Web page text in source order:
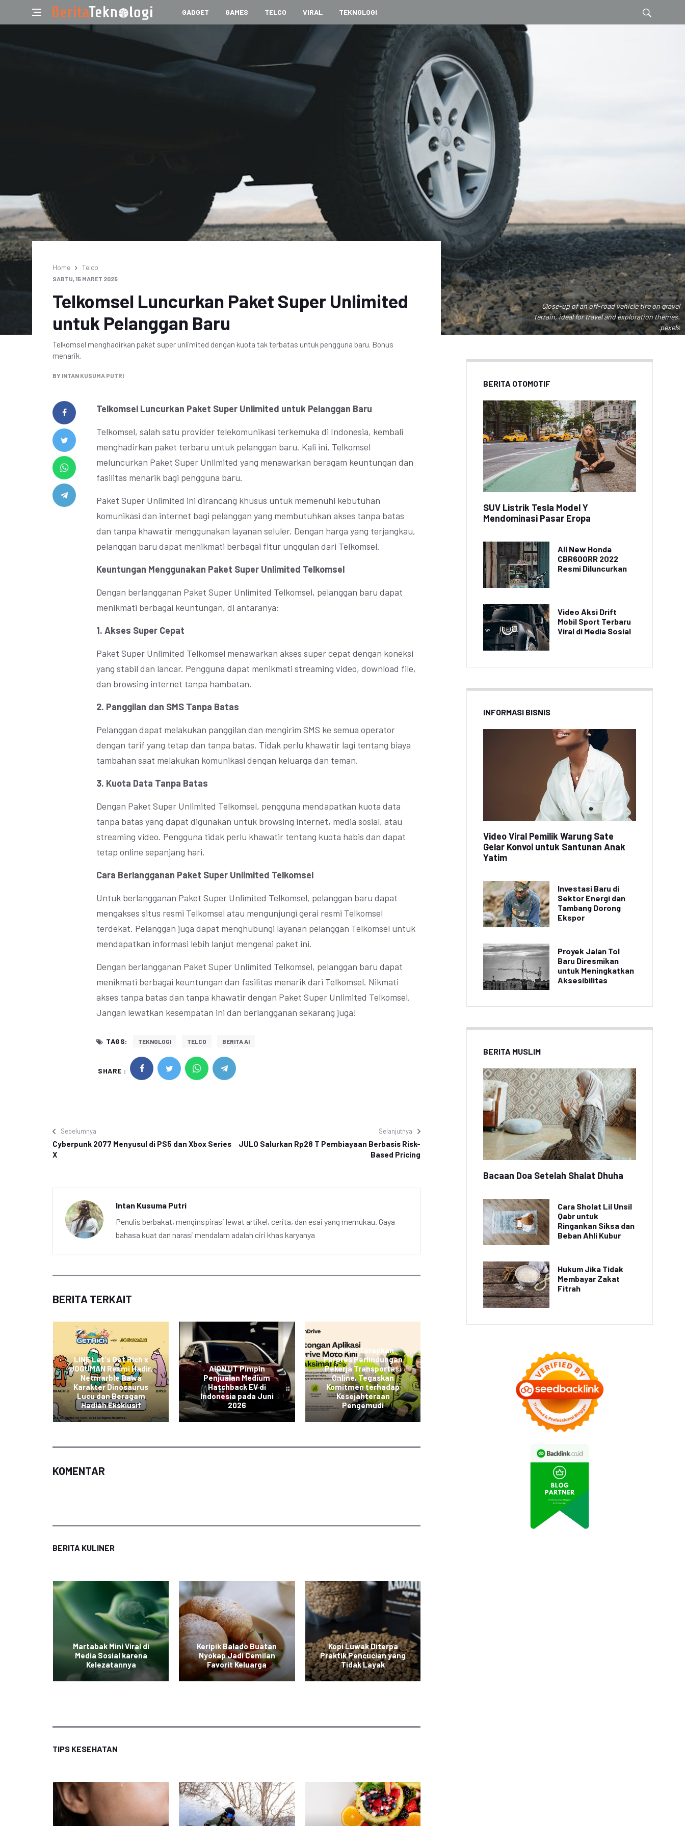
GADGET GAMES TELCO VIRAL TEKNOLOGI
Close-up of an off-road vehicle tire on gravel
terrain, ideal for travel and exploration themes.
.pexels
Home Telco
SABTU, 15 MARET 2025
Telkomsel Luncurkan Paket Super Unlimited
untuk Pelanggan Baru
Telkomsel menghadirkan paket super unlimited dengan kuota tak terbatas untuk pengguna baru. Bonus
menarik.
BY INTAN KUSUMA PUTRI
Telkomsel Luncurkan Paket Super Unlimited untuk Pelanggan Baru
Telkomsel, salah satu provider telekomunikasi terkemuka di Indonesia, kembali
menghadirkan paket terbaru untuk pelanggan baru. Kali ini, Telkomsel
meluncurkan Paket Super Unlimited yang menawarkan beragam keuntungan dan
fasilitas menarik bagi pengguna baru.
Paket Super Unlimited ini dirancang khusus untuk memenuhi kebutuhan
komunikasi dan internet bagi pelanggan yang membutuhkan akses tanpa batas
dan tanpa khawatir menggunakan layanan seluler. Dengan harga yang terjangkau,
pelanggan baru dapat menikmati berbagai fitur unggulan dari Telkomsel.
Keuntungan Menggunakan Paket Super Unlimited Telkomsel
Dengan berlangganan Paket Super Unlimited Telkomsel, pelanggan baru dapat
menikmati berbagai keuntungan, di antaranya:
1. Akses Super Cepat
Paket Super Unlimited Telkomsel menawarkan akses super cepat dengan koneksi
yang stabil dan lancar. Pengguna dapat menikmati streaming video, download file,
dan browsing internet tanpa hambatan.
2. Panggilan dan SMS Tanpa Batas
Pelanggan dapat melakukan panggilan dan mengirim SMS ke semua operator
dengan tarif yang tetap dan tanpa batas. Tidak perlu khawatir lagi tentang biaya
tambahan saat melakukan komunikasi dengan keluarga dan teman.
3. Kuota Data Tanpa Batas
Dengan Paket Super Unlimited Telkomsel, pengguna mendapatkan kuota data
tanpa batas yang dapat digunakan untuk browsing internet, media sosial, atau
streaming video. Pengguna tidak perlu khawatir tentang kuota habis dan dapat
tetap online sepanjang hari.
Cara Berlangganan Paket Super Unlimited Telkomsel
Untuk berlangganan Paket Super Unlimited Telkomsel, pelanggan baru dapat
mengakses situs resmi Telkomsel atau mengunjungi gerai resmi Telkomsel
terdekat. Pelanggan juga dapat menghubungi layanan pelanggan Telkomsel untuk
mendapatkan informasi lebih lanjut mengenai paket ini.
Dengan berlangganan Paket Super Unlimited Telkomsel, pelanggan baru dapat
menikmati berbagai keuntungan dan fasilitas menarik dari Telkomsel. Nikmati
akses tanpa batas dan tanpa khawatir dengan Paket Super Unlimited Telkomsel.
Jangan lewatkan kesempatan ini dan berlangganan sekarang juga!
TAGS: TEKNOLOGI TELCO BERITA AI
SHARE :
Sebelumnya
Cyberpunk 2077 Menyusul di PS5 dan Xbox Series
X
Selanjutnya
JULO Salurkan Rp28 T Pembiayaan Berbasis Risk-
Based Pricing
Intan Kusuma Putri
Penulis berbakat, menginspirasi lewat artikel, cerita, dan esai yang memukau. Gaya
bahasa kuat dan narasi mendalam adalah ciri khas karyanya
BERITA TERKAIT
LINE Let's Get Rich x
JOGUMAN Resmi Hadir,
Netmarble Bawa
Karakter Dinosaurus
Lucu dan Beragam
Hadiah Eksklusif
AION UT Pimpin
Penjualan Medium
Hatchback EV di
Indonesia pada Juni
2026
inDrive Terapkan
Perpres Perlindungan
Pekerja Transportasi
Online, Tegaskan
Komitmen terhadap
Kesejahteraan
Pengemudi
JOGUMAN Resmi Hadir,
Karakter Dinosaurus
Lucu dan Beragam
AION UT Pimpin
Penjualan Medium
Hatchback EV di
Indonesia pada Juni
KOMENTAR
BERITA KULINER
Martabak Mini Viral di
Media Sosial karena
Kelezatannya
Keripik Balado Buatan
Nyokap Jadi Cemilan
Favorit Keluarga
Kopi Luwak Diterpa
Praktik Pencucian yang
Tidak Layak
TIPS KESEHATAN
BERITA OTOMOTIF
SUV Listrik Tesla Model Y
Mendominasi Pasar Eropa
All New Honda
CBR600RR 2022
Resmi Diluncurkan
Video Aksi Drift
Mobil Sport Terbaru
Viral di Media Sosial
INFORMASI BISNIS
Video Viral Pemilik Warung Sate
Gelar Konvoi untuk Santunan Anak
Yatim
Investasi Baru di
Sektor Energi dan
Tambang Dorong
Ekspor
Proyek Jalan Tol
Baru Diresmikan
untuk Meningkatkan
Aksesibilitas
BERITA MUSLIM
Bacaan Doa Setelah Shalat Dhuha
Cara Sholat Lil Unsil
Qabr untuk
Ringankan Siksa dan
Beban Ahli Kubur
Hukum Jika Tidak
Membayar Zakat
Fitrah